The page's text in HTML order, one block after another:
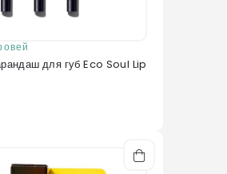
для губ Eco Soul Lip